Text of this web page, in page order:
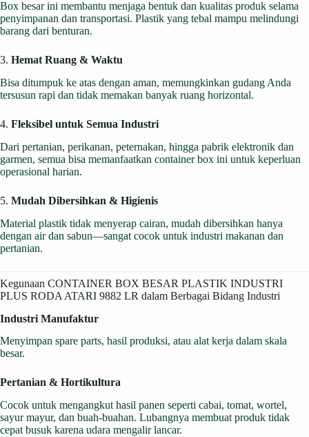
Box besar ini membantu menjaga bentuk dan kualitas produk selama
penyimpanan dan transportasi. Plastik yang tebal mampu melindungi
barang dari benturan.
3. Hemat Ruang & Waktu
Bisa ditumpuk ke atas dengan aman, memungkinkan gudang Anda
tersusun rapi dan tidak memakan banyak ruang horizontal.
4. Fleksibel untuk Semua Industri
Dari pertanian, perikanan, peternakan, hingga pabrik elektronik dan
garmen, semua bisa memanfaatkan container box ini untuk keperluan
operasional harian.
5. Mudah Dibersihkan & Higienis
Material plastik tidak menyerap cairan, mudah dibersihkan hanya
dengan air dan sabun—sangat cocok untuk industri makanan dan
pertanian.
Kegunaan CONTAINER BOX BESAR PLASTIK INDUSTRI
PLUS RODA ATARI 9882 LR dalam Berbagai Bidang Industri
Industri Manufaktur
Menyimpan spare parts, hasil produksi, atau alat kerja dalam skala
besar.
Pertanian & Hortikultura
Cocok untuk mengangkut hasil panen seperti cabai, tomat, wortel,
sayur mayur, dan buah-buahan. Lubangnya membuat produk tidak
cepat busuk karena udara mengalir lancar.